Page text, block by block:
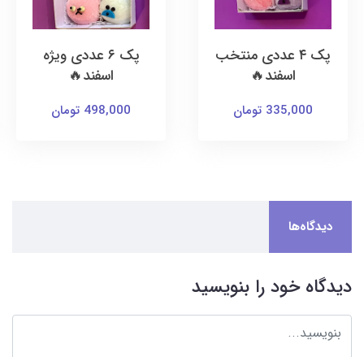
پک ۴ عددی منتخب
اسفند🔥
335,000 تومان
پک ۶ عددی ویژه
اسفند🔥
498,000 تومان
دیدگاه‌ها
دیدگاه خود را بنویسید